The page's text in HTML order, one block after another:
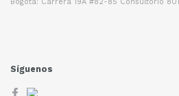
Bogotá: Carrera 19A #82-85 Consultorio 801
Síguenos